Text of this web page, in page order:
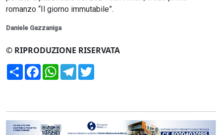
romanzo “Il giorno immutabile”.
Daniele Gazzaniga
© RIPRODUZIONE RISERVATA
CondividiFacebookWhatsApp
Telegram